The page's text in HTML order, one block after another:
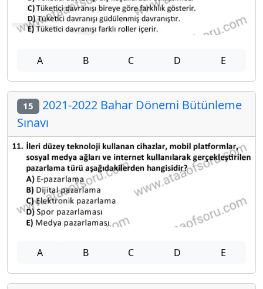
A B C D E
15 2021-2022 Bahar Dönemi Bütünleme
Sınavı
A B C D E